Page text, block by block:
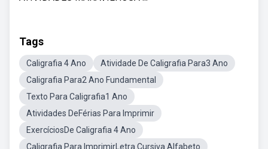
Tags
Caligrafia 4 Ano
Atividade De Caligrafia Para3 Ano
Caligrafia Para2 Ano Fundamental
Texto Para Caligrafia1 Ano
Atividades DeFérias Para Imprimir
ExercíciosDe Caligrafia 4 Ano
Caligrafia Para ImprimirLetra Cursiva Alfabeto